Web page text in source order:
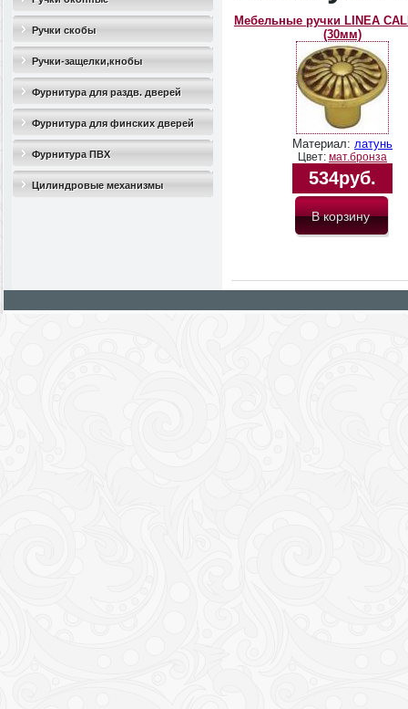
Ручки скобы
Ручки-защелки,кнобы
Фурнитура для раздв. дверей
Фурнитура для финских дверей
Фурнитура ПВХ
Цилиндровые механизмы
Мебельные ручки LINEA
(30мм)
Материал: латунь
Цвет: мат.бронза
534руб.